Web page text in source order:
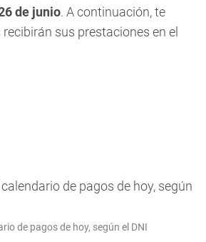
de junio. A continuación, te
sus prestaciones en el
de pagos de hoy, según el DNI